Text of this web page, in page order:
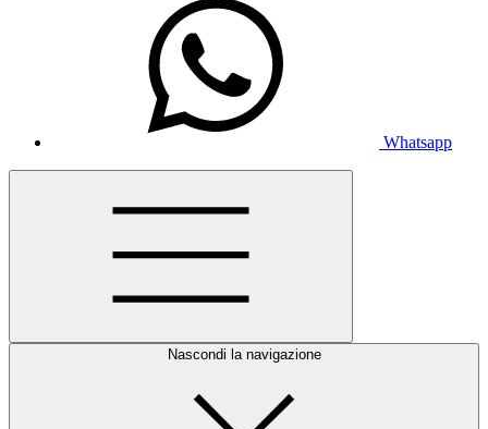
Whatsapp
Nascondi la navigazione